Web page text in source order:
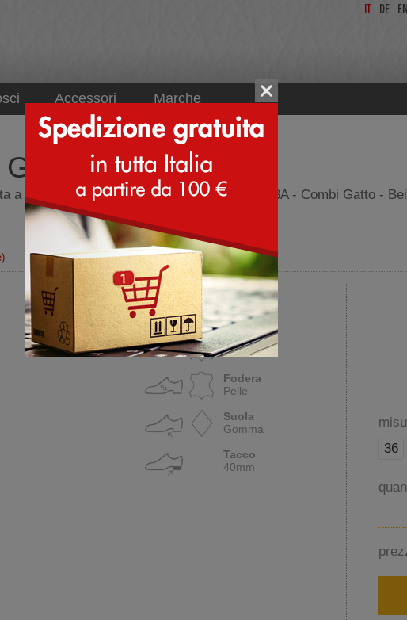
DE EN
Accessori Marche
- Beige
a plateau - Sneakers zeppa - Giopiu Oliva 18A - Combi Gatto -
Sneakers zeppa
Tomaia
Pelle
Fodera
Pelle
Suola
Gomma
Tacco
40mm
36